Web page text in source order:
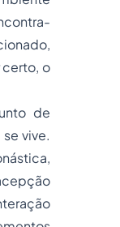
certo, o
de
vive.